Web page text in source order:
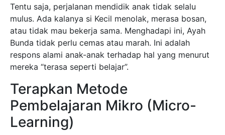
Tentu saja, perjalanan mendidik anak tidak selalu
mulus. Ada kalanya si Kecil menolak, merasa bosan,
atau tidak mau bekerja sama. Menghadapi ini, Ayah
Bunda tidak perlu cemas atau marah. Ini adalah
respons alami anak-anak terhadap hal yang menurut
mereka “terasa seperti belajar”.
Terapkan Metode
Pembelajaran Mikro (Micro-
Learning)